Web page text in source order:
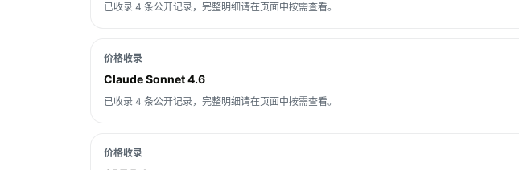
已收录 4 条公开记录，完整明细请在页面中按需查看。
价格收录
Claude Sonnet 4.6
已收录 4 条公开记录，完整明细请在页面中按需查看。
价格收录